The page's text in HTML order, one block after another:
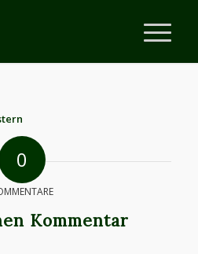
0
Kommentar